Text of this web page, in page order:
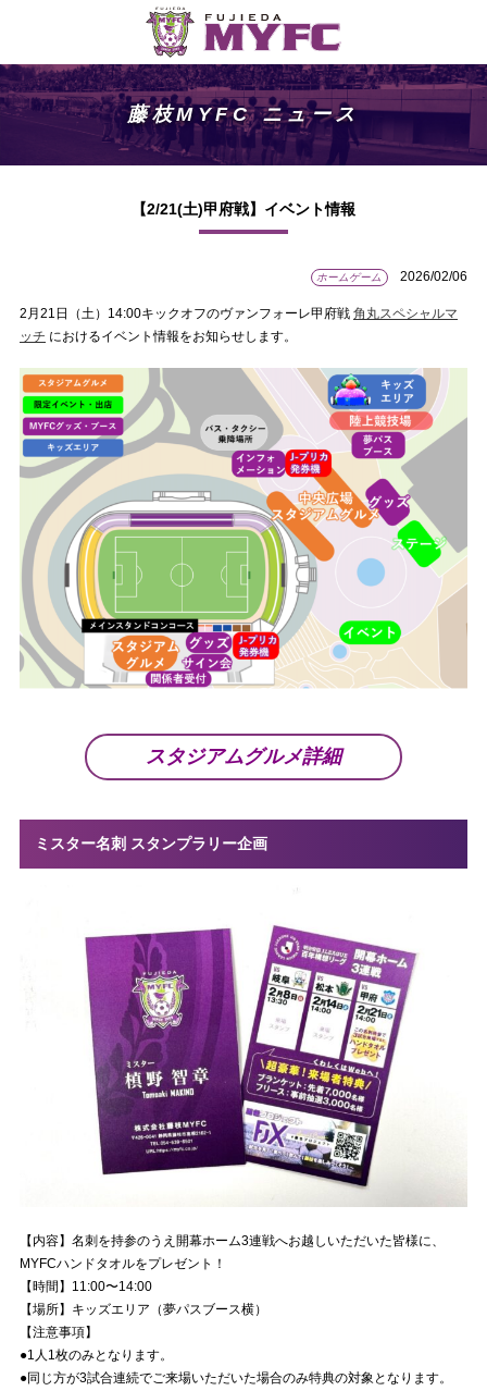
藤枝MYFC ニュース
【2/21(土)甲府戦】イベント情報
ホームゲーム 2026/02/06
2月21日（土）14:00キックオフのヴァンフォーレ甲府戦 角丸スペシャルマ
ッチ におけるイベント情報をお知らせします。
スタジアムグルメ詳細
ミスター名刺 スタンプラリー企画
【内容】名刺を持参のうえ開幕ホーム3連戦へお越しいただいた皆様に、
MYFCハンドタオルをプレゼント！
【時間】11:00〜14:00
【場所】キッズエリア（夢パスブース横）
【注意事項】
●1人1枚のみとなります。
●同じ方が3試合連続でご来場いただいた場合のみ特典の対象となります。